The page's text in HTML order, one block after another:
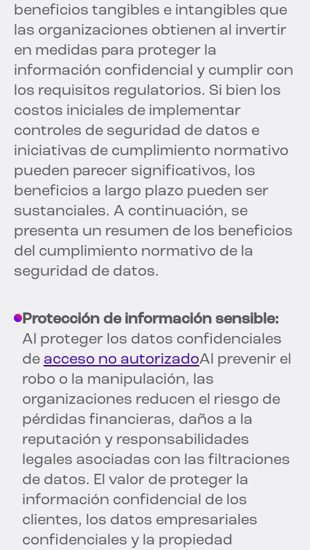
beneficios tangibles e intangibles que
las organizaciones obtienen al invertir
en medidas para proteger la
información confidencial y cumplir con
los requisitos regulatorios. Si bien los
costos iniciales de implementar
controles de seguridad de datos e
iniciativas de cumplimiento normativo
pueden parecer significativos, los
beneficios a largo plazo pueden ser
sustanciales. A continuación, se
presenta un resumen de los beneficios
del cumplimiento normativo de la
seguridad de datos.
Protección de información sensible:
Al proteger los datos confidenciales
de acceso no autorizadoAl prevenir el
robo o la manipulación, las
organizaciones reducen el riesgo de
pérdidas financieras, daños a la
reputación y responsabilidades
legales asociadas con las filtraciones
de datos. El valor de proteger la
información confidencial de los
clientes, los datos empresariales
confidenciales y la propiedad